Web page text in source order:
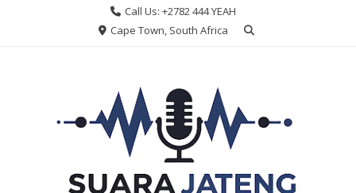
Call Us: +2782 444 YEAH
Cape Town, South Africa